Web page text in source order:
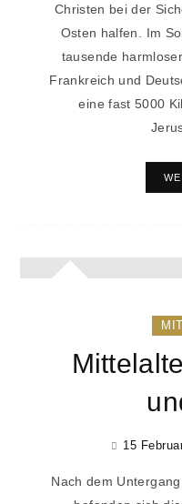
Christen bei der
Osten halfen. Im
tausende
Frankreich und
eine fast 5000
15
Nach dem